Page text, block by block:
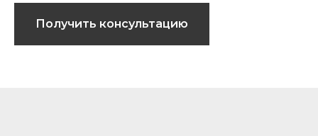
Получить консультацию